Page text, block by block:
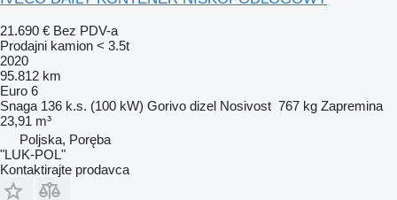
21.690 € Bez PDV-a
Prodajni kamion < 3.5t
2020
95.812 km
Euro 6
Snaga 136 k.s. (100 kW) Gorivo dizel Nosivost 767 kg Zapremina
23,91 m³
Poljska, Poręba
"LUK-POL"
Kontaktirajte prodavca